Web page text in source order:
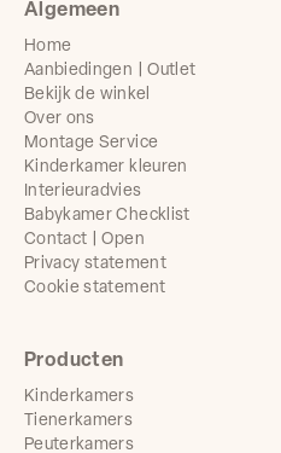
Algemeen
Home
Aanbiedingen | Outlet
Bekijk de winkel
Over ons
Montage Service
Kinderkamer kleuren
Interieuradvies
Babykamer Checklist
Contact | Open
Privacy statement
Cookie statement
Producten
Kinderkamers
Tienerkamers
Peuterkamers